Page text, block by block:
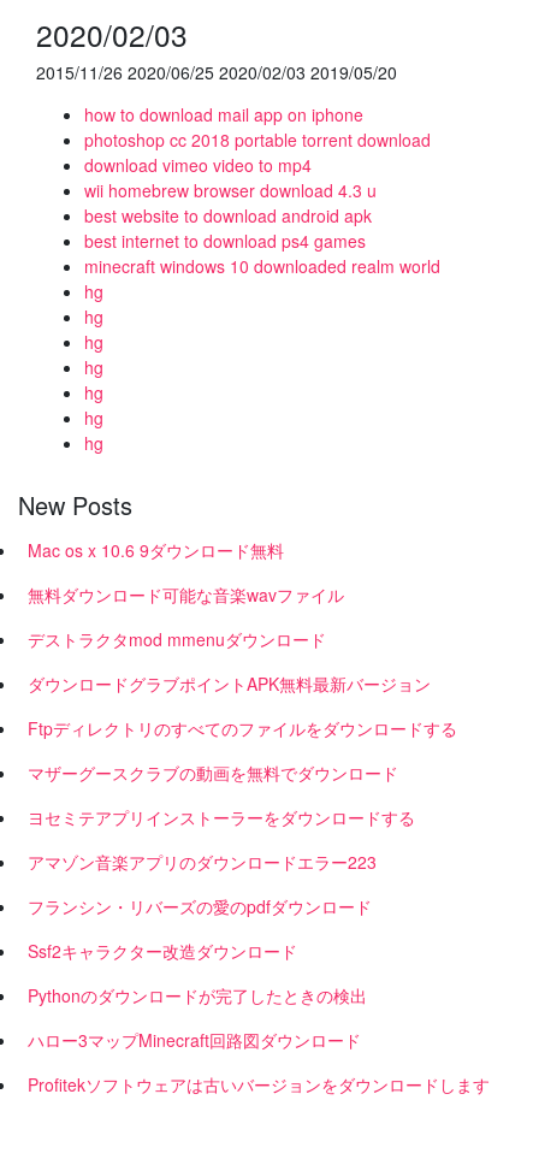
2020/02/03
2015/11/26 2020/06/25 2020/02/03 2019/05/20
how to download mail app on iphone
photoshop cc 2018 portable torrent download
download vimeo video to mp4
wii homebrew browser download 4.3 u
best website to download android apk
best internet to download ps4 games
minecraft windows 10 downloaded realm world
hg
hg
hg
hg
hg
hg
hg
New Posts
Mac os x 10.6 9ダウンロード無料
無料ダウンロード可能な音楽wavファイル
デストラクタmod mmenuダウンロード
ダウンロードグラブポイントAPK無料最新バージョン
Ftpディレクトリのすべてのファイルをダウンロードする
マザーグースクラブの動画を無料でダウンロード
ヨセミテアプリインストーラーをダウンロードする
アマゾン音楽アプリのダウンロードエラー223
フランシン・リバーズの愛のpdfダウンロード
Ssf2キャラクター改造ダウンロード
Pythonのダウンロードが完了したときの検出
ハロー3マップMinecraft回路図ダウンロード
Profitekソフトウェアは古いバージョンをダウンロードします